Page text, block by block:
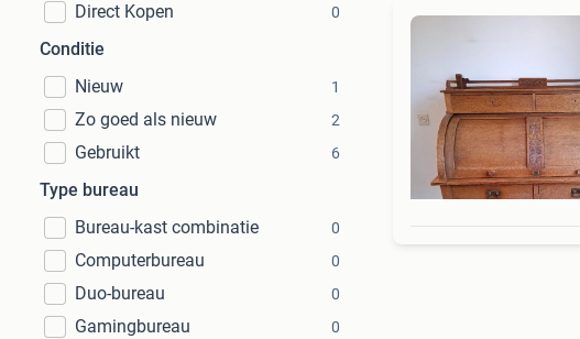
Direct Kopen
0
Conditie
Nieuw
1
Zo goed als nieuw 2
Gebruikt 6
Type bureau
Bureau-kast combinatie
0
Computerbureau 0
Duo-bureau 0
Gamingbureau 0